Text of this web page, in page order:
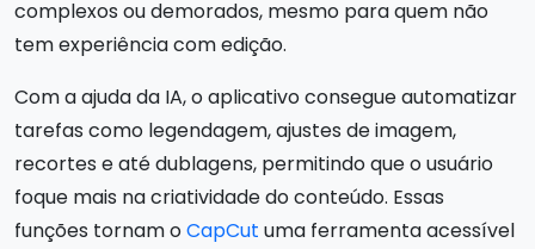
complexos ou demorados, mesmo para quem não
tem experiência com edição.
Com a ajuda da IA, o aplicativo consegue automatizar
tarefas como legendagem, ajustes de imagem,
recortes e até dublagens, permitindo que o usuário
foque mais na criatividade do conteúdo. Essas
funções tornam oCapCut uma ferramenta acessível